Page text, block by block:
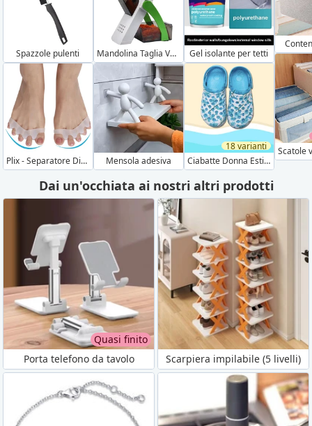
Spazzole pulenti
Plix - Separatore Dita Piedi
Mandolina Taglia Verdure
Mensola adesiva
Gel isolante per tetti
18 varianti
Ciabatte Donna Estive
Dai un'occhiata ai nostri altri prodotti
Quasi finito
Porta telefono da tavolo
Scarpiera impilabile (5 livelli)